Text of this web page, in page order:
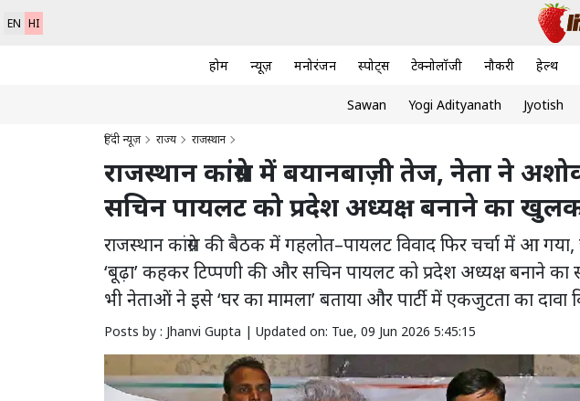
EN HI
होम न्यूज़ मनोरंजन स्पोर्ट्स टेक्नोलॉजी नौकरी हेल्थ
Sawan Yogi Adityanath Jyotish
हिंदी न्यूज़ राज्य राजस्थान
राजस्थान कांग्रेस में बयानबाज़ी तेज, नेता ने
सचिन पायलट को प्रदेश अध्यक्ष बनाने का
राजस्थान कांग्रेस की बैठक में गहलोत–पायलट विवाद फिर चर्चा में आ
‘बूढ़ा’ कहकर टिप्पणी की और सचिन पायलट को प्रदेश अध्यक्ष बनाने
भी नेताओं ने इसे ‘घर का मामला’ बताया और पार्टी में एकजुटता का दावा
Posts by : Jhanvi Gupta | Updated on: Tue, 09 Jun 2026 5:45:15